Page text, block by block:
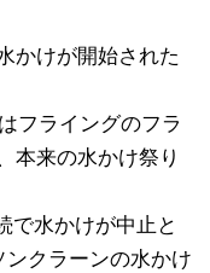
かけが開始された
フライングのフラ
本来の水かけ祭り
で水かけが中止と
クラーンの水かけ